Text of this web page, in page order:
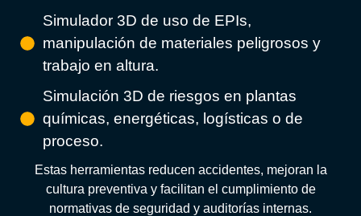
Simulador 3D de uso de EPIs,
manipulación de materiales peligrosos y
trabajo en altura.
Simulación 3D de riesgos en plantas
químicas, energéticas, logísticas o de
proceso.
Estas herramientas reducen accidentes, mejoran la
cultura preventiva y facilitan el cumplimiento de
normativas de seguridad y auditorías internas.